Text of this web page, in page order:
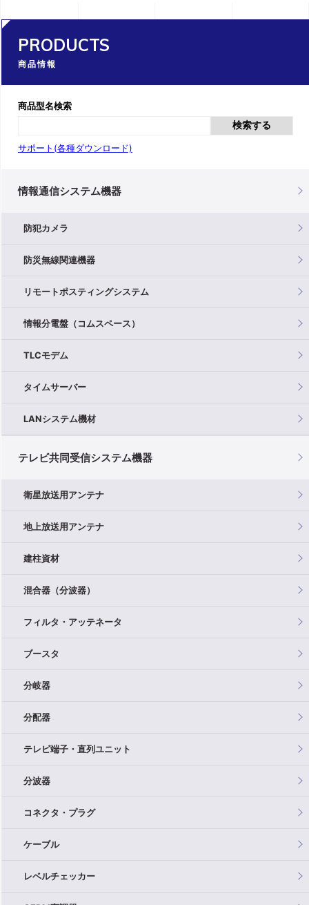
PRODUCTS
商品情報
商品型名検索
検索する
サポート(各種ダウンロード)
情報通信システム機器
防犯カメラ
防災無線関連機器
リモートポスティングシステム
情報分電盤（コムスペース）
TLCモデム
タイムサーバー
LANシステム機材
テレビ共同受信システム機器
衛星放送用アンテナ
地上放送用アンテナ
建柱資材
混合器（分波器）
フィルタ・アッテネータ
ブースタ
分岐器
分配器
テレビ端子・直列ユニット
分波器
コネクタ・プラグ
ケーブル
レベルチェッカー